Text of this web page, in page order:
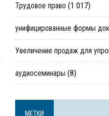
Трудовое право (1 017)
унифицированные формы
Увеличение продаж для
аудиосеминары (8)
МЕТКИ